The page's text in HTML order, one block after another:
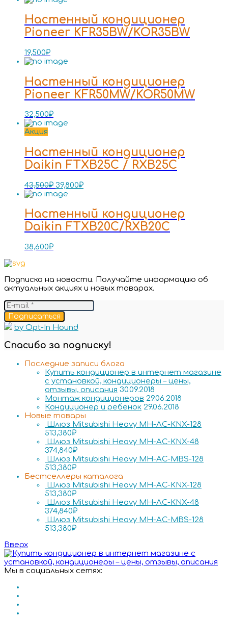
Настенный кондиционер
Pioneer KFR35BW/KOR35BW
19,500₽
Настенный кондиционер
Pioneer KFR50MW/KOR50MW
32,500₽
Акция
Настенный кондиционер
Daikin FTXB25C / RXB25C
43,500₽ 39,800₽
Настенный кондиционер
Daikin FTXB20C/RXB20C
38,600₽
Подписка на новости. Получайте информацию об
актуальных акциях и новых товарах.
Подписаться
by Opt-In Hound
Спасибо за подписку!
Последние записи блога
Купить кондиционер в интернет магазине
с установкой, кондиционеры – цены,
отзывы, описания 30.09.2018
Монтаж кондиционеров 29.06.2018
Кондиционер и ребенок 29.06.2018
Новые товары
Шлюз Mitsubishi Heavy MH-AC-KNX-128
513,380₽
Шлюз Mitsubishi Heavy MH-AC-KNX-48
374,840₽
Шлюз Mitsubishi Heavy MH-AC-MBS-128
513,380₽
Бестселлеры каталога
Шлюз Mitsubishi Heavy MH-AC-KNX-128
513,380₽
Шлюз Mitsubishi Heavy MH-AC-KNX-48
374,840₽
Шлюз Mitsubishi Heavy MH-AC-MBS-128
513,380₽
Вверх
Мы в социальных сетях: